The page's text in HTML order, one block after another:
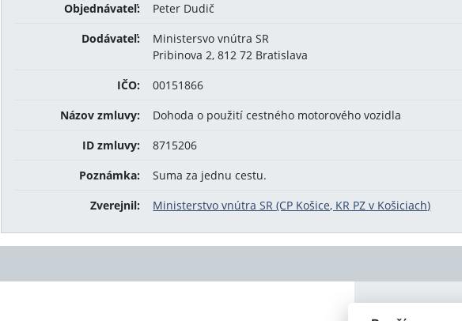
Objednávateľ:
Peter Dudič
Dodávateľ:
Ministersvo vnútra SR
Pribinova 2, 812 72 Bratislava
IČO:
00151866
Názov zmluvy:
Dohoda o použití cestného motorového vozidla
ID zmluvy:
8715206
Poznámka:
Suma za jednu cestu.
Zverejnil:
Ministerstvo vnútra SR (CP Košice, KR PZ v Košiciach)
Celková čiastka: